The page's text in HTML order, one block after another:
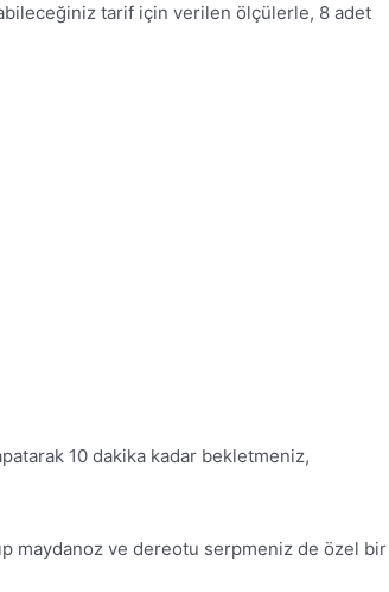
tarif için verilen ölçülerle, 8 adet
10 dakika kadar bekletmeniz,
maydanoz ve dereotu serpmeniz de özel bir